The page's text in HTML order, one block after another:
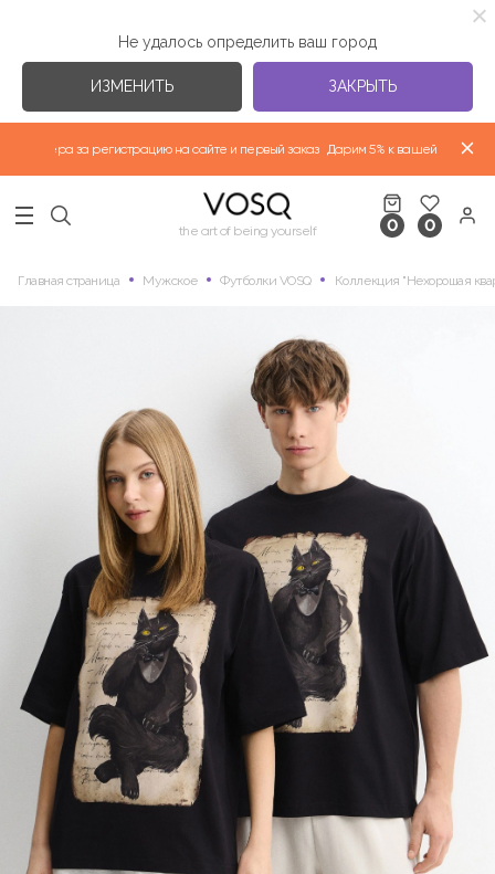
Не удалось определить ваш город
ИЗМЕНИТЬ ЗАКРЫТЬ
за регистрацию на сайте и первый заказ Дарим 5% к вашей скидке
ВЕРХНЯЯ ОДЕЖДА "ВЕСНА-ЛЕТО 2026"
НОВАЯ КОЛЛЕКЦИЯthe art of being yourself 0 0
Главная страница Мужское Футболки VOSQ Коллекция "Нехорошая